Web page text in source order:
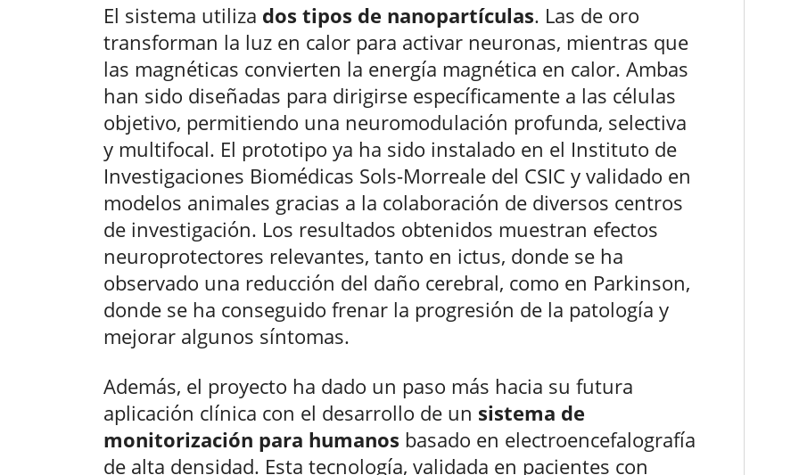
El sistema utiliza dos tipos de nanopartículas. Las de oro
transforman la luz en calor para activar neuronas, mientras que
las magnéticas convierten la energía magnética en calor. Ambas
han sido diseñadas para dirigirse específicamente a las células
objetivo, permitiendo una neuromodulación profunda, selectiva
y multifocal. El prototipo ya ha sido instalado en el Instituto de
Investigaciones Biomédicas Sols-Morreale del CSIC y validado en
modelos animales gracias a la colaboración de diversos centros
de investigación. Los resultados obtenidos muestran efectos
neuroprotectores relevantes, tanto en ictus, donde se ha
observado una reducción del daño cerebral, como en Parkinson,
donde se ha conseguido frenar la progresión de la patología y
mejorar algunos síntomas.
Además, el proyecto ha dado un paso más hacia su futura
aplicación clínica con el desarrollo de un sistema de
monitorización para humanos basado en electroencefalografía
de alta densidad. Esta tecnología, validada en pacientes con